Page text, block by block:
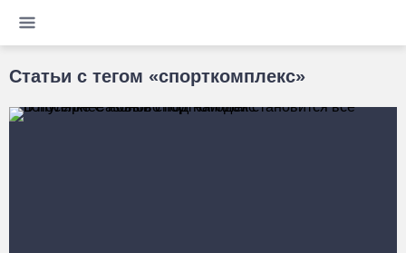
Статьи с тегом «спорткомплекс»